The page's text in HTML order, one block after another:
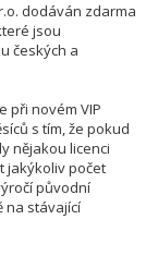
dodáván zdarma
jsou
českých a
při novém VIP
s tím, že pokud
nějakou licenci
jakýkoliv počet
původní
na stávající